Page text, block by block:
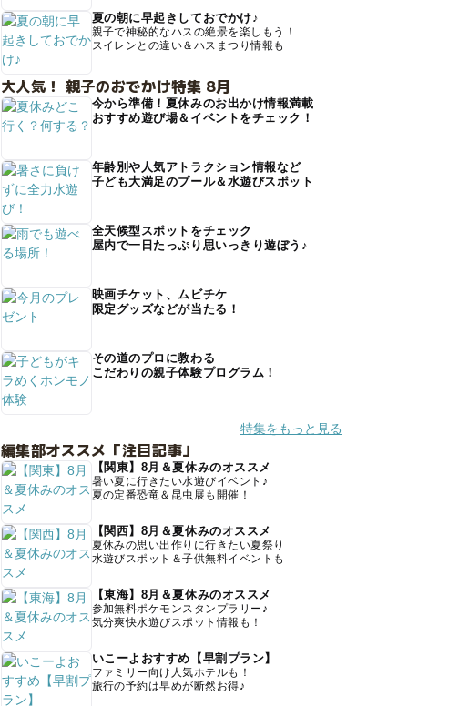
夏の朝に早起きしておでかけ♪
親子で神秘的なハスの絶景を楽しもう！
スイレンとの違い＆ハスまつり情報も
大人気！ 親子のおでかけ特集 8月
今から準備！夏休みのお出かけ情報満載
おすすめ遊び場＆イベントをチェック！
年齢別や人気アトラクション情報など
子ども大満足のプール＆水遊びスポット
全天候型スポットをチェック
屋内で一日たっぷり思いっきり遊ぼう♪
映画チケット、ムビチケ
限定グッズなどが当たる！
その道のプロに教わる
こだわりの親子体験プログラム！
特集をもっと見る
編集部オススメ「注目記事」
【関東】8月＆夏休みのオススメ
暑い夏に行きたい水遊びイベント♪
夏の定番恐竜＆昆虫展も開催！
【関西】8月＆夏休みのオススメ
夏休みの思い出作りに行きたい夏祭り
水遊びスポット＆子供無料イベントも
【東海】8月＆夏休みのオススメ
参加無料ポケモンスタンプラリー♪
気分爽快水遊びスポット情報も！
いこーよおすすめ【早割プラン】
ファミリー向け人気ホテルも！
旅行の予約は早めが断然お得♪